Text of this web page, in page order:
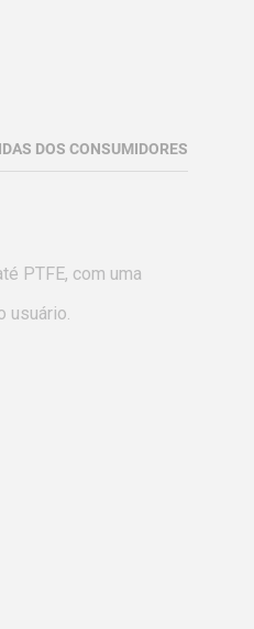
DOS CONSUMIDORES
PTFE, com uma
usuário.